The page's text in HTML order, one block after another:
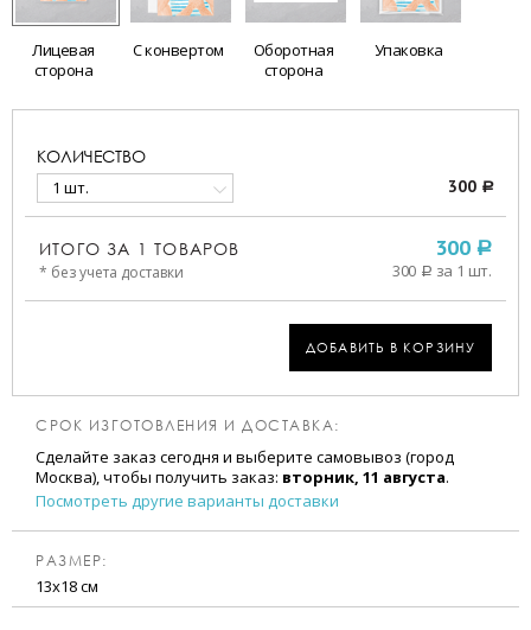
Лицевая
сторона
С конвертом
Оборотная
сторона
Упаковка
КОЛИЧЕСТВО
1 шт. 300 a
ИТОГО ЗА 1 ТОВАРОВ
* без учета доставки
300 a
300 a за 1 шт.
ДОБАВИТЬ В КОРЗИНУ
СРОК ИЗГОТОВЛЕНИЯ И ДОСТАВКА:
Сделайте заказ сегодня и выберите самовывоз (город
Москва), чтобы получить заказ: вторник, 11 августа.
Посмотреть другие варианты доставки
РАЗМЕР:
13х18 см